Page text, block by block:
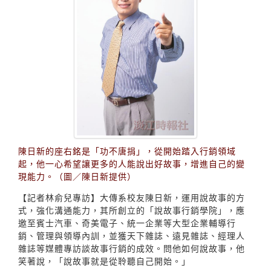
陳日新的座右銘是「功不唐捐」，從開始踏入行銷領域
起，他一心希望讓更多的人能說出好故事，增進自己的變
現能力。（圖／陳日新提供）
【記者林俞兒專訪】大傳系校友陳日新，運用說故事的方
式，強化溝通能力，其所創立的「說故事行銷學院」，應
邀至賓士汽車、奇美電子、統一企業等大型企業輔導行
銷、管理與領導內訓，並獲天下雜誌、遠見雜誌、經理人
雜誌等媒體專訪談故事行銷的成效。問他如何說故事，他
笑著說，「說故事就是從聆聽自己開始。」